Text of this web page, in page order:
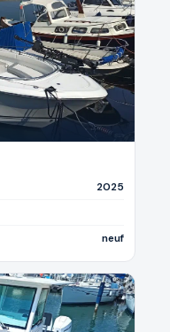
2025
neuf